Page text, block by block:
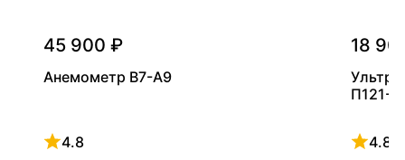
45 900 ₽
Анемометр В7-А9
4.8
Рейтинг 4.8 из 5
18
П121-
4.8